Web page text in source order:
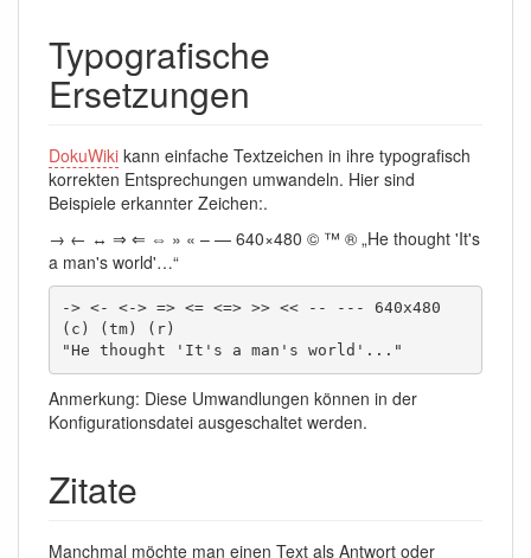
Typografische
Ersetzungen
DokuWiki kann einfache Textzeichen in ihre typografisch
korrekten Entsprechungen umwandeln. Hier sind
Beispiele erkannter Zeichen:.
→ ← ↔ ⇒ ⇐ ⇔ » « – — 640×480 © ™ ® „He thought 'It's
a man's world'…“
-> <- <-> => <= <=> >> << -- --- 640x480
(c) (tm) (r)
"He thought 'It's a man's world'..."
Anmerkung: Diese Umwandlungen können in der
Konfigurationsdatei ausgeschaltet werden.
Zitate
Manchmal möchte man einen Text als Antwort oder